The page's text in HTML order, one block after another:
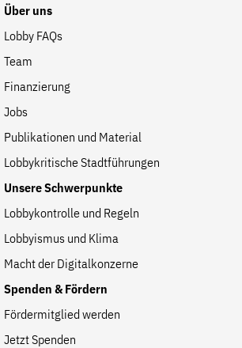
Fördermitglied werden
Jetzt Spenden
Geschenkspende
Bußgelder und Geldauflagen
Projektspende
Testamentsspende
Presse
Newsletter
Appelle unterzeichnen
Kontakt
Impressum
Suche
Über uns
Lobby FAQs
Team
Finanzierung
Jobs
Publikationen und Material
Lobbykritische Stadtführungen
Unsere Schwerpunkte
Lobbykontrolle und Regeln
Lobbyismus und Klima
Macht der Digitalkonzerne
Spenden & Fördern
Fördermitglied werden
Jetzt Spenden